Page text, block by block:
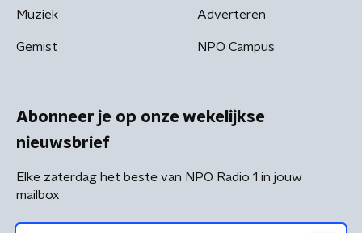
Muziek
Gemist
Adverteren
NPO Campus
Abonneer je op onze wekelijkse
nieuwsbrief
Elke zaterdag het beste van NPO Radio 1 in jouw
mailbox